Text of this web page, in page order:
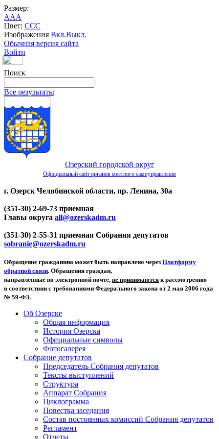
Размер:
AAA
Цвет: CCC
Изображения Вкл.Выкл.
Обычная версия сайта
Войти
Поиск
Все результаты
Озерский городской округ
Официальный сайт органов местного самоуправления
г. Озерск Челябинской области, пр. Ленина, 30а
(351-30) 2-69-73 приемная
Главы округа all@ozerskadm.ru
(351-30) 2-55-31 приемная Собрания депутатов
sobranie@ozerskadm.ru
Обращение гражданина может быть направлено через Платформу
обратной связи. Обращения граждан,
направленные по электронной почте, не принимаются к рассмотрению
в соответствии с требованиями Федерального закона от 2 мая 2006 года
№ 59-ФЗ.
Об Озерске
Общая информация
История Озерска
Официальные символы
Фотогалерея
Собрание депутатов
Председатель Собрания депутатов
Тексты выступлений
Структура
Аппарат Собрания
Циклограмма
Повестка заседания
Состав постоянных комиссий Собрания депутатов
Регламент
Отчеты